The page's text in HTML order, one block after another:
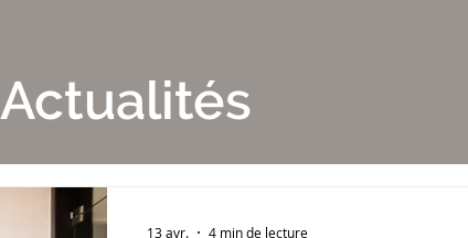
Actualités
13 avr. 4 min de lecture